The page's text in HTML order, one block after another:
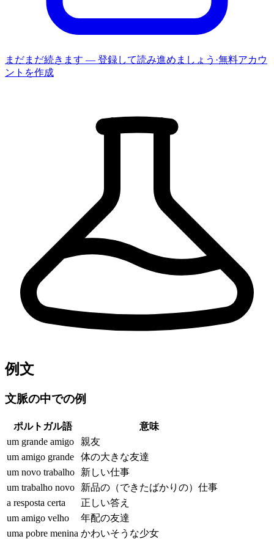
まだまだ続きます — 登録して読み進めましょう ·無料アカウ
ントを作成
例文
文脈の中での例
ポルトガル語
意味
um grande amigo
親友
um amigo grande
体の大きな友達
um novo trabalho
新しい仕事
um trabalho novo
新品の（できたばかりの）仕事
a resposta certa
正しい答え
um amigo velho
年配の友達
uma pobre menina かわいそうな少女